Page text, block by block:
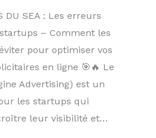
DU SEA : Les erreurs
– Comment les
pour optimiser vos
en ligne 🎯🔥 Le
Advertising) est un
les startups qui
leur visibilité et…